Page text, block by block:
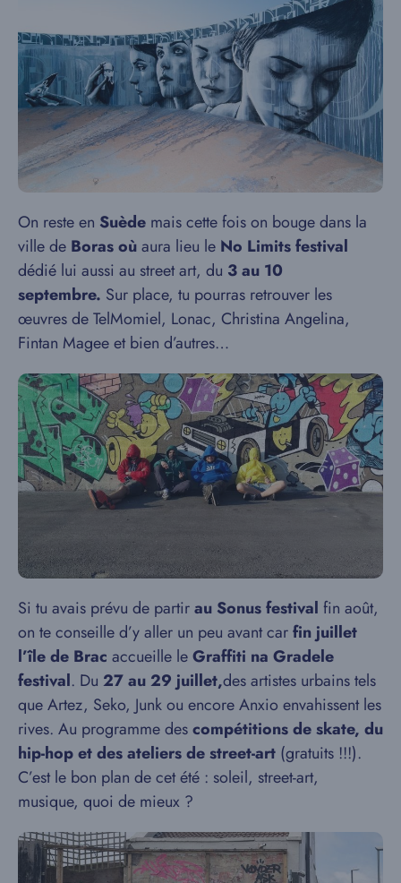
On reste en Suède mais cette fois on bouge dans la
ville de Boras oùaura lieu le No Limits festival
dédié lui aussi au street art, du 3 au 10
septembre. Sur place, tu pourras retrouver les
œuvres de TelMomiel, Lonac, Christina Angelina,
Fintan Magee et bien d’autres…
Si tu avais prévu de partirau Sonus festival fin août,
on te conseille d’y aller un peu avant carfin juillet
l’île de Brac accueille leGraffiti na Gradele
festival. Du 27 au 29 juillet,des artistes urbains tels
que Artez, Seko, Junk ou encore Anxio envahissent les
rives. Au programme descompétitions de skate, du
hip-hop et des ateliers de street-art (gratuits !!!).
C’est le bon plan de cet été : soleil, street-art,
musique, quoi de mieux ?